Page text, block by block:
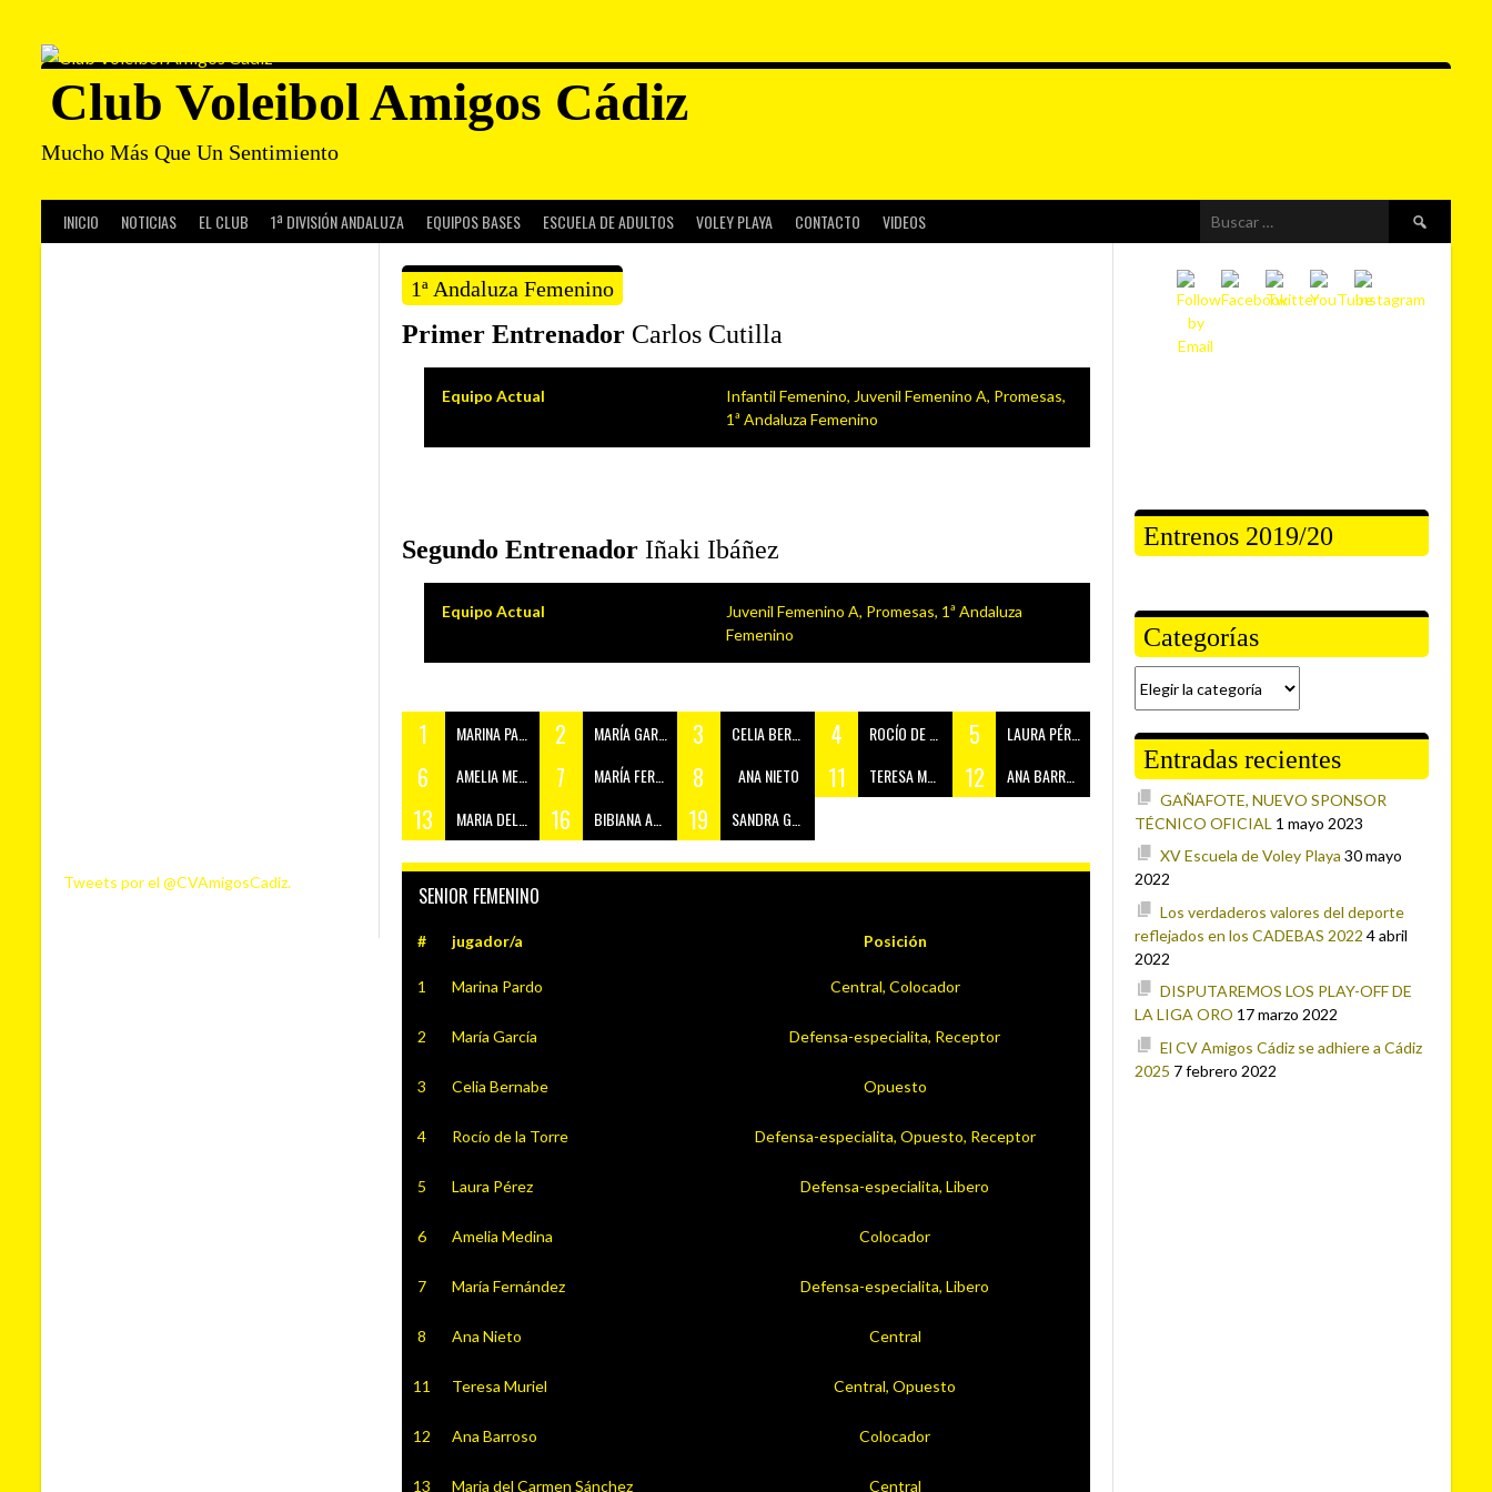
contenido
Club Voleibol Amigos Cádiz
Mucho Más Que Un Sentimiento
INICIO NOTICIAS EL CLUB 1ª DIVISIÓN ANDALUZA EQUIPOS BASES ESCUELA DE ADULTOS VOLEY PLAYA CONTACTO VIDEOS Buscar:
1ª Andaluza Femenino
Primer EntrenadorCarlos Cutilla
Equipo Actual
Infantil Femenino, Juvenil Femenino A, Promesas,
1ª Andaluza Femenino
Segundo EntrenadorIñaki Ibáñez
Equipo Actual
Juvenil Femenino A, Promesas, 1ª Andaluza
Femenino
1 MARINA PARDO 2 MARÍA GARCÍA 3 CELIA BERNABE 4 ROCÍO DE LA TORRE 5 LAURA PÉREZ
6 AMELIA MEDINA 7 MARÍA FERNÁNDEZ 8 ANA NIETO 11 TERESA MURIEL 12 ANA BARROSO
13 MARIA DEL CARMEN SÁNCHEZ 16 BIBIANA ABALLE 19 SANDRA GOMILA
SENIOR FEMENINO
# jugador/a Posición
1 Marina Pardo Central, Colocador
2 María García Defensa-especialita, Receptor
3 Celia Bernabe Opuesto
4 Rocío de la Torre Defensa-especialita, Opuesto, Receptor
5 Laura Pérez Defensa-especialita, Libero
6 Amelia Medina Colocador
7 María Fernández Defensa-especialita, Libero
8 Ana Nieto Central
11 Teresa Muriel Central, Opuesto
12 Ana Barroso Colocador
13 Maria del Carmen Sánchez Central
Tweets por el @CVAmigosCadiz.
Entrenos 2019/20
Categorías
Entradas recientes
GAÑAFOTE, NUEVO SPONSOR
TÉCNICO OFICIAL 1 mayo 2023
XV Escuela de Voley Playa 30 mayo
2022
Los verdaderos valores del deporte
reflejados en los CADEBAS 2022 4 abril
2022
DISPUTAREMOS LOS PLAY-OFF DE
LA LIGA ORO 17 marzo 2022
El CV Amigos Cádiz se adhiere a Cádiz
2025 7 febrero 2022